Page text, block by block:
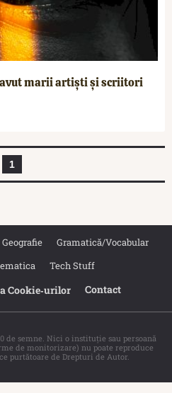
avut marii artiști și scriitori
1
Geografie
Gramatică/Vocabular
Tech Stuff
Cookie‐urilor Contact
de semne. Nici o instituţie sau persoană
de monitorizare) nu poate reproduce
purtătoare de Drepturi de Autor.